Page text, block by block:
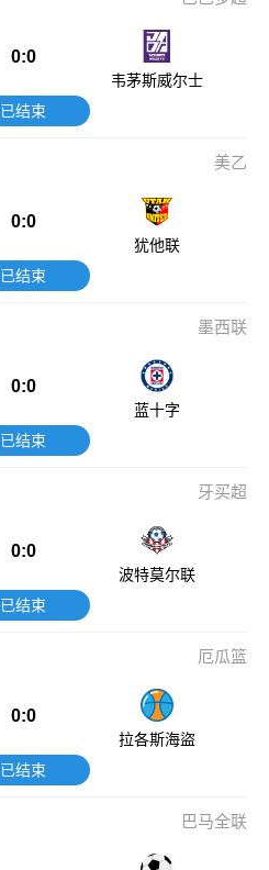
0:0
韦茅斯威尔士
已结束
美乙
0:0
犹他联
已结束
墨西联
0:0
蓝十字
已结束
牙买超
0:0
波特莫尔联
已结束
厄瓜篮
0:0
拉各斯海盜
已结束
巴马全联